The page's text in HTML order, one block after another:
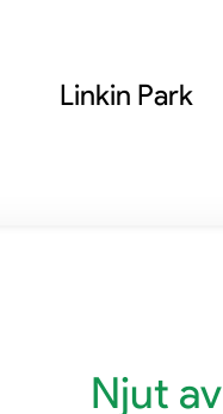
Linkin Park
Njut av